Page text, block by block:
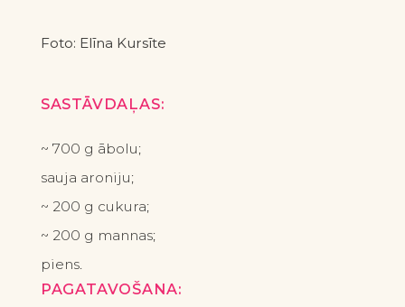
Foto: Elīna Kursīte
SASTĀVDAĻAS:
~ 700 g ābolu;
sauja aroniju;
~ 200 g cukura;
~ 200 g mannas;
piens.
PAGATAVOŠANA: